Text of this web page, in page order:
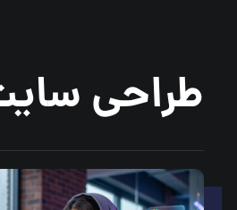
طراحی